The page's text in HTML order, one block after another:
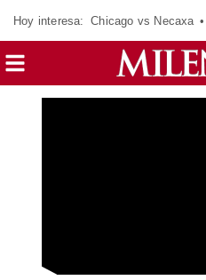
Hoy interesa: Chicago vs Necaxa